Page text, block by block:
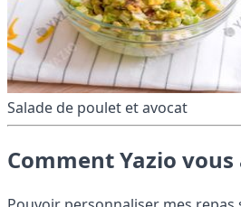
Salade de poulet et avocat
Comment Yazio vous